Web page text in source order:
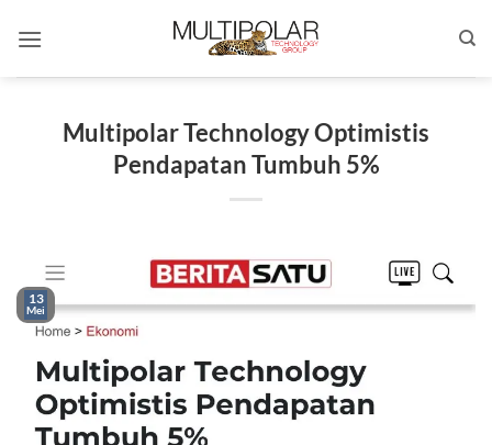
Multipolar Technology Optimistis
Pendapatan Tumbuh 5%
13
Mei